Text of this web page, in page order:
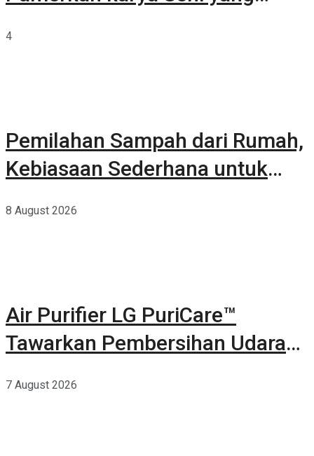
4
Pemilahan Sampah dari Rumah,
Kebiasaan Sederhana untuk
8 August 2026
Air Purifier LG PuriCare™
Tawarkan Pembersihan Udara
7 August 2026